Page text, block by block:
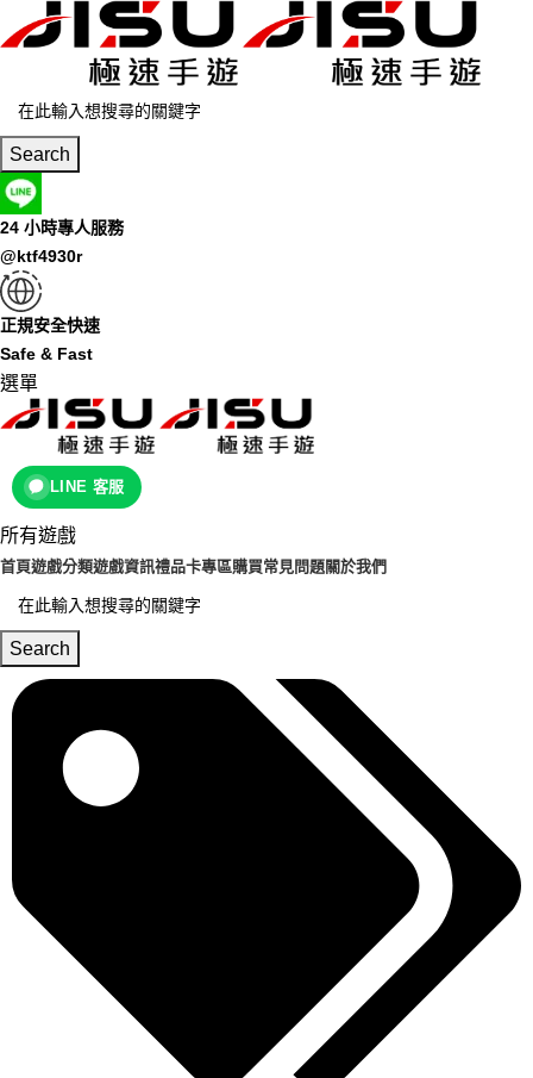
Search
24 小時專人服務
@ktf4930r
正規安全快速
Safe & Fast
選單
LINE 客服
所有遊戲
首頁遊戲分類遊戲資訊禮品卡專區購買常見問題關於我們
Search